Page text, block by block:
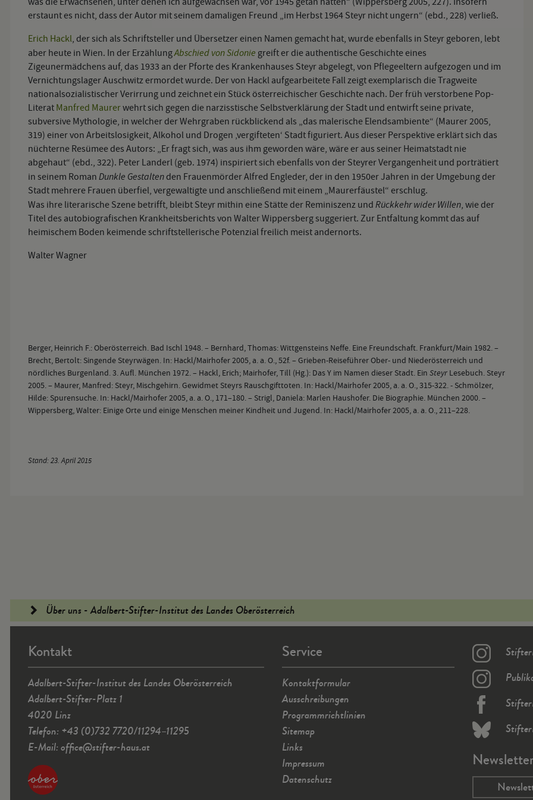
erstaunt es nicht, dass der Autor mit seinem damaligen Freund „im Herbst 1964 Steyr nicht ungern“ (ebd., 228) verließ.
Erich Hackl, der sich als Schriftsteller und Übersetzer einen Namen gemacht hat, wurde ebenfalls in Steyr geboren, lebt
aber heute in Wien. In der ErzählungAbschied von Sidonie greift er die authentische Geschichte eines
Zigeunermädchens auf, das 1933 an der Pforte des Krankenhauses Steyr abgelegt, von Pflegeeltern aufgezogen und im
Vernichtungslager Auschwitz ermordet wurde. Der von Hackl aufgearbeitete Fall zeigt exemplarisch die Tragweite
nationalsozialistischer Verirrung und zeichnet ein Stück österreichischer Geschichte nach. Der früh verstorbene Pop-
Literat Manfred Maurerwehrt sich gegen die narzisstische Selbstverklärung der Stadt und entwirft seine private,
subversive Mythologie, in welcher der Wehrgraben rückblickend als „das malerische Elendsambiente“ (Maurer 2005,
319) einer von Arbeitslosigkeit, Alkohol und Drogen ‚vergifteten‘ Stadt figuriert. Aus dieser Perspektive erklärt sich das
nüchterne Resümee des Autors: „Er fragt sich, was aus ihm geworden wäre, wäre er aus seiner Heimatstadt nie
abgehaut“ (ebd., 322). Peter Landerl (geb. 1974) inspiriert sich ebenfalls von der Steyrer Vergangenheit und porträtiert
in seinem Roman Dunkle Gestalten den Frauenmörder Alfred Engleder, der in den 1950er Jahren in der Umgebung der
Stadt mehrere Frauen überfiel, vergewaltigte und anschließend mit einem „Maurerfäustel“ erschlug.
Was ihre literarische Szene betrifft, bleibt Steyr mithin eine Stätte der Reminiszenz und Rückkehr wider Willen, wie der
Titel des autobiografischen Krankheitsberichts von Walter Wippersberg suggeriert. Zur Entfaltung kommt das auf
heimischem Boden keimende schriftstellerische Potenzial freilich meist andernorts.
Walter Wagner
Berger, Heinrich F.: Oberösterreich. Bad Ischl 1948. – Bernhard, Thomas: Wittgensteins Neffe. Eine Freundschaft. Frankfurt/Main 1982. –
Brecht, Bertolt: Singende Steyrwägen. In: Hackl/Mairhofer 2005, a. a. O., 52f. – Grieben-Reiseführer Ober- und Niederösterreich und
nördliches Burgenland. 3. Aufl. München 1972. – Hackl, Erich; Mairhofer, Till (Hg.): Das Y im Namen dieser Stadt. Ein Steyr Lesebuch. Steyr
2005. – Maurer, Manfred: Steyr, Mischgehirn. Gewidmet Steyrs Rauschgifttoten. In: Hackl/Mairhofer 2005, a. a. O., 315-322. - Schmölzer,
Hilde: Spurensuche. In: Hackl/Mairhofer 2005, a. a. O., 171–180. – Strigl, Daniela: Marlen Haushofer. Die Biographie. München 2000. –
Wippersberg, Walter: Einige Orte und einige Menschen meiner Kindheit und Jugend. In: Hackl/Mairhofer 2005, a. a. O., 211–228.
Stand: 23. April 2015
Fußleiste Über uns - Adalbert-Stifter-Institut des Landes Oberösterreich
Kontakt
Adalbert-Stifter-Institut des Landes Oberösterreich
Adalbert-Stifter-Platz 1
4020 Linz
Telefon: +43 (0)732 7720/11294–11295
E-Mail:office@stifter-haus.at
Service
Kontaktformular
Ausschreibungen
Programmrichtlinien
Sitemap
Links
Impressum
Datenschutz